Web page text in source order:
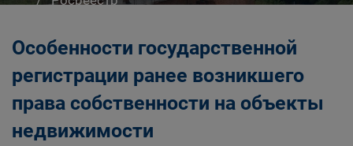
Особенности государственной
регистрации ранее возникшего
права собственности на объекты
недвижимости